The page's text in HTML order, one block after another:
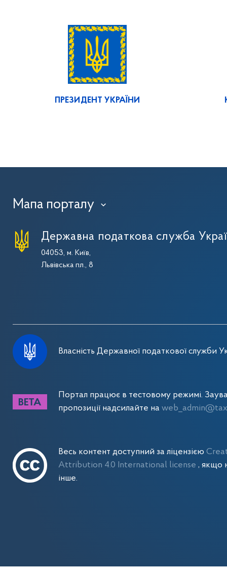
ПРЕЗИДЕНТ УКРАЇНИ
Мапа порталу ›
Державна податкова служба
04053, м. Київ,
Львівська пл., 8
Власність Державної податкової служби
Портал працює в тестовому режимі.
пропозиції надсилайте на
Весь контент доступний за ліцензією
Attribution 4.0 International license , якщо
інше.